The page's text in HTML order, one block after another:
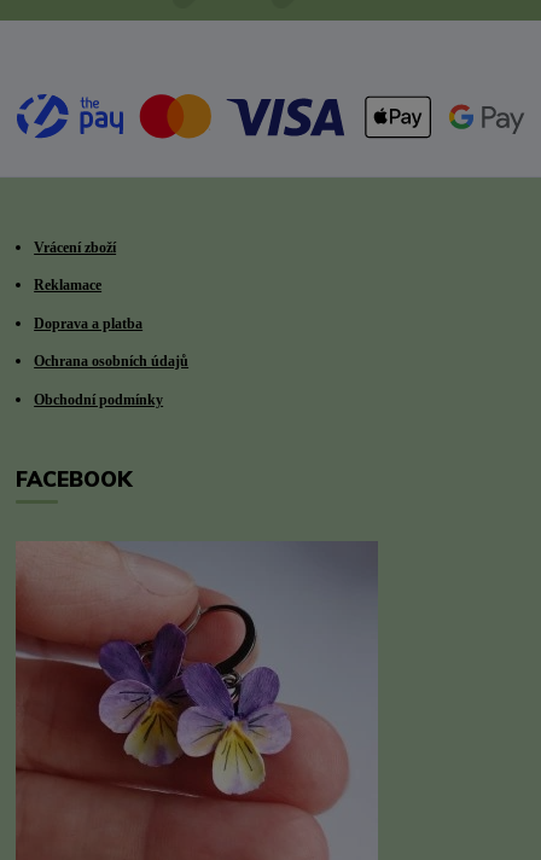
Vrácení zboží
Reklamace
Doprava a platba
Ochrana osobních údajů
Obchodní podmínky
FACEBOOK